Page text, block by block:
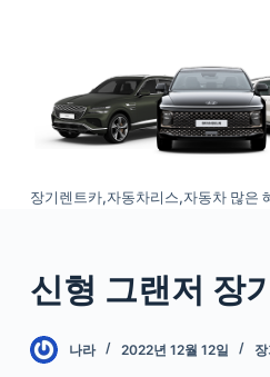
c
n
장기렌트카,자동차리스,자동차 많은
신형 그랜저 장
나라 2022년 12월 12일